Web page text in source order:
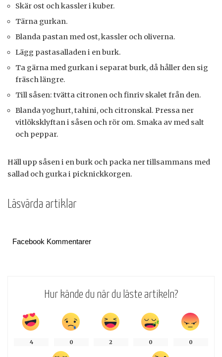
Skär ost och kassler i kuber.
Tärna gurkan.
Blanda pastan med ost, kassler och oliverna.
Lägg pastasalladen i en burk.
Ta gärna med gurkan i separat burk, då håller den sig
fräsch längre.
Till såsen: tvätta citronen och finriv skalet från den.
Blanda yoghurt, tahini, och citronskal. Pressa ner
vitlöksklyftan i såsen och rör om. Smaka av med salt
och peppar.
Häll upp såsen i en burk och packa ner tillsammans med
sallad och gurka i picknickkorgen.
Läsvärda artiklar
Facebook Kommentarer
Hur kände du när du läste artikeln?
4 0 2 0 0